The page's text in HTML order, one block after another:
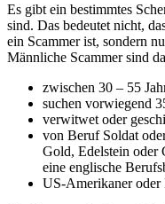
Es gibt ein bestimmtes
sind. Das bedeutet nicht,
ein Scammer ist, sondern
Männliche Scammer sind
zwischen 30 – 55
suchen vorwiegend
verwitwet oder
von Beruf Soldat
Gold, Edelstein oder
eine englische
US-Amerikaner oder